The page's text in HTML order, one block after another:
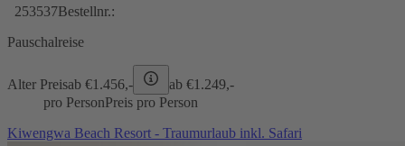
253537Bestellnr.:
Pauschalreise
Alter Preisab €1.456,- ab €1.249,-
pro PersonPreis pro Person
Kiwengwa Beach Resort - Traumurlaub inkl. Safari